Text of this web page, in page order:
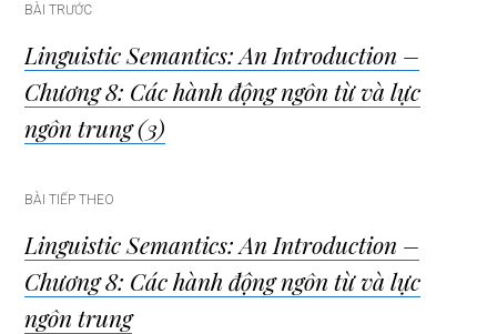
Điều
hướng
bài
viết
BÀI TRƯỚC
Linguistic Semantics: An Introduction –
Chương 8: Các hành động ngôn từ và lực
ngôn trung (3)
BÀI TIẾP THEO
Linguistic Semantics: An Introduction –
Chương 8: Các hành động ngôn từ và lực
ngôn trung